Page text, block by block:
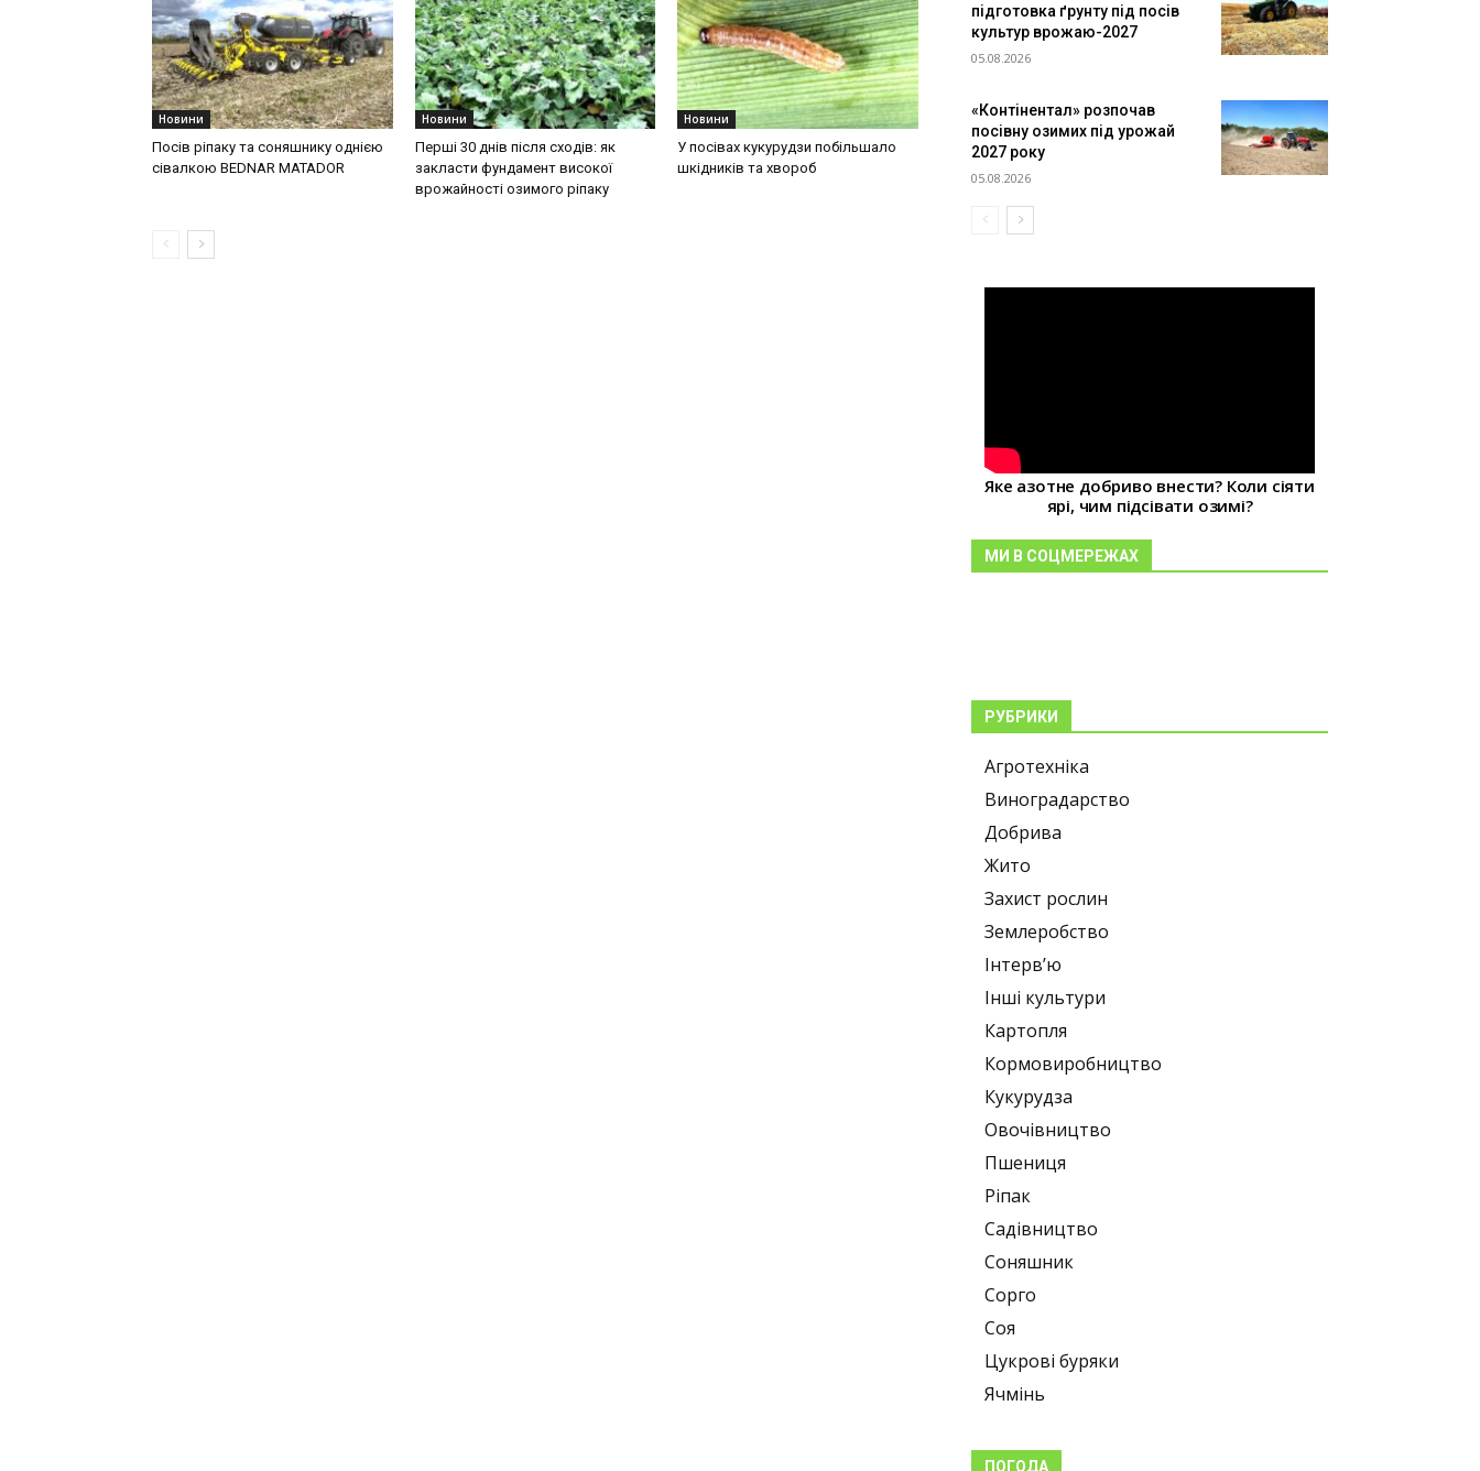
Новини
Посів ріпаку та соняшнику однією
сівалкою BEDNAR MATADOR
Новини
Перші 30 днів після сходів: як
закласти фундамент високої
врожайності озимого ріпаку
Новини
У посівах кукурудзи побільшало
шкідників та хвороб
підготовка ґрунту під посів
культур врожаю-2027
05.08.2026
«Контінентал» розпочав
посівну озимих під урожай
2027 року
05.08.2026
Яке азотне добриво внести? Коли сіяти
ярі, чим підсівати озимі?
МИ В СОЦМЕРЕЖАХ
РУБРИКИ
Агротехніка
Виноградарство
Добрива
Жито
Захист рослин
Землеробство
Інтерв’ю
Інші культури
Картопля
Кормовиробництво
Кукурудза
Овочівництво
Пшениця
Ріпак
Садівництво
Соняшник
Сорго
Соя
Цукрові буряки
Ячмінь
ПОГОДА